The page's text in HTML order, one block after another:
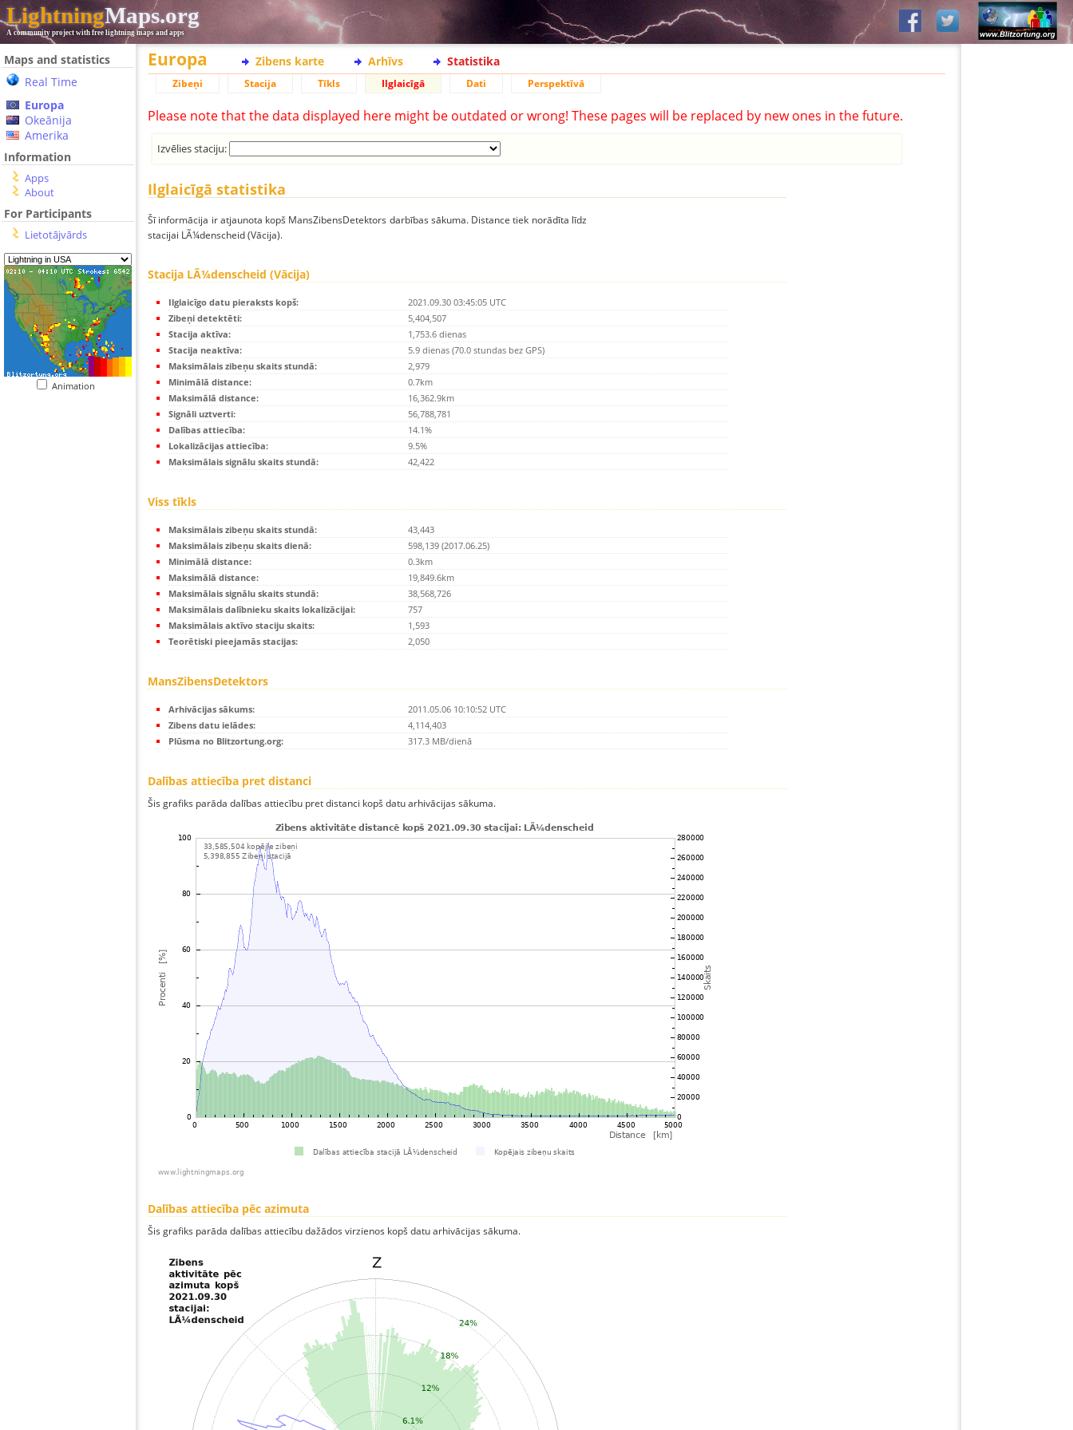
LightningMaps.org
A community project with free lightning maps and apps
Maps and statistics
Real Time
Europa
Okeānija
Amerika
Information
Apps
About
For Participants
Lietotājvārds
Animation
Europa Zibens karte Arhīvs Statistika
Zibeņi Stacija Tīkls Ilglaicīgā Dati Perspektīvā
Please note that the data displayed here might be outdated or wrong! These pages will be replaced by new ones in the future.
Izvēlies staciju:
Ilglaicīgā statistika
Šī informācija ir atjaunota kopš MansZibensDetektors darbības sākuma. Distance tiek norādīta līdz
stacijai LÃ¼denscheid (Vācija).
Stacija LÃ¼denscheid (Vācija)
Ilglaicīgo datu pieraksts kopš:
2021.09.30 03:45:05 UTC
Zibeņi detektēti:
5,404,507
Stacija aktīva:
1,753.6 dienas
Stacija neaktīva:
5.9 dienas (70.0 stundas bez GPS)
Maksimālais zibeņu skaits stundā:
2,979
Minimālā distance:
0.7km
Maksimālā distance:
16,362.9km
Signāli uztverti:
56,788,781
Dalības attiecība:
14.1%
Lokalizācijas attiecība:
9.5%
Maksimālais signālu skaits stundā:
42,422
Viss tīkls
Maksimālais zibeņu skaits stundā:
43,443
Maksimālais zibeņu skaits dienā:
598,139 (2017.06.25)
Minimālā distance:
0.3km
Maksimālā distance:
19,849.6km
Maksimālais signālu skaits stundā:
38,568,726
Maksimālais dalībnieku skaits lokalizācijai:
757
Maksimālais aktīvo staciju skaits:
1,593
Teorētiski pieejamās stacijas:
2,050
MansZibensDetektors
Arhivācijas sākums:
2011.05.06 10:10:52 UTC
Zibens datu ielādes:
4,114,403
Plūsma no Blitzortung.org:
317.3 MB/dienā
Dalības attiecība pret distanci
Šis grafiks parāda dalības attiecību pret distanci kopš datu arhivācijas sākuma.
Dalības attiecība pēc azimuta
Šis grafiks parāda dalības attiecību dažādos virzienos kopš datu arhivācijas sākuma.